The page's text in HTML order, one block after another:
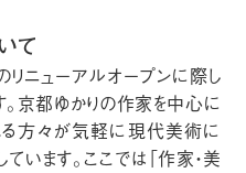
て
リニューアルオープンに際し
京都ゆかりの作家を中心に
方々が気軽に現代美術に
います。ここでは「作家・美